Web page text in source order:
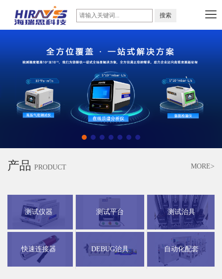
产品 PRODUCT MORE>
测试仪器 测试平台 测试治具
快速连接器 DEBUG治具 自动化配套